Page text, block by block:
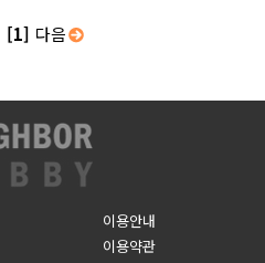
[1] 다음
이용안내
이용약관